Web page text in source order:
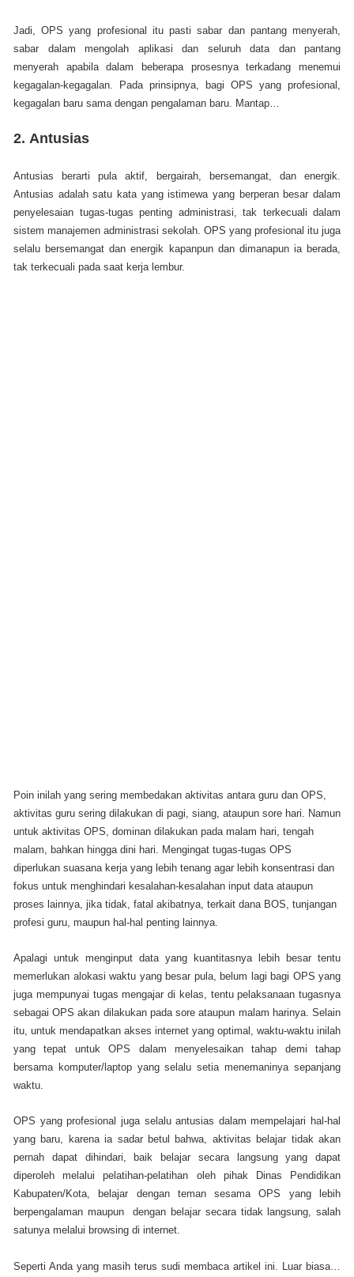
Jadi, OPS yang profesional itu pasti sabar dan pantang menyerah,
sabar dalam mengolah aplikasi dan seluruh data dan pantang
menyerah apabila dalam beberapa prosesnya terkadang menemui
kegagalan-kegagalan. Pada prinsipnya, bagi OPS yang profesional,
kegagalan baru sama dengan pengalaman baru. Mantap…
2. Antusias
Antusias berarti pula aktif, bergairah, bersemangat, dan energik.
Antusias adalah satu kata yang istimewa yang berperan besar dalam
penyelesaian tugas-tugas penting administrasi, tak terkecuali dalam
sistem manajemen administrasi sekolah. OPS yang profesional itu juga
selalu bersemangat dan energik kapanpun dan dimanapun ia berada,
tak terkecuali pada saat kerja lembur.
Poin inilah yang sering membedakan aktivitas antara guru dan OPS,
aktivitas guru sering dilakukan di pagi, siang, ataupun sore hari. Namun
untuk aktivitas OPS, dominan dilakukan pada malam hari, tengah
malam, bahkan hingga dini hari. Mengingat tugas-tugas OPS
diperlukan suasana kerja yang lebih tenang agar lebih konsentrasi dan
fokus untuk menghindari kesalahan-kesalahan input data ataupun
proses lainnya, jika tidak, fatal akibatnya, terkait dana BOS, tunjangan
profesi guru, maupun hal-hal penting lainnya.
Apalagi untuk menginput data yang kuantitasnya lebih besar tentu
memerlukan alokasi waktu yang besar pula, belum lagi bagi OPS yang
juga mempunyai tugas mengajar di kelas, tentu pelaksanaan tugasnya
sebagai OPS akan dilakukan pada sore ataupun malam harinya. Selain
itu, untuk mendapatkan akses internet yang optimal, waktu-waktu inilah
yang tepat untuk OPS dalam menyelesaikan tahap demi tahap
bersama komputer/laptop yang selalu setia menemaninya sepanjang
waktu.
OPS yang profesional juga selalu antusias dalam mempelajari hal-hal
yang baru, karena ia sadar betul bahwa, aktivitas belajar tidak akan
pernah dapat dihindari, baik belajar secara langsung yang dapat
diperoleh melalui pelatihan-pelatihan oleh pihak Dinas Pendidikan
Kabupaten/Kota, belajar dengan teman sesama OPS yang lebih
berpengalaman maupun dengan belajar secara tidak langsung, salah
satunya melalui browsing di internet.
Seperti Anda yang masih terus sudi membaca artikel ini. Luar biasa…